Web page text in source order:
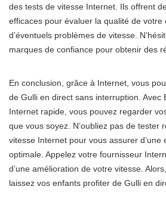
des tests de vitesse Internet. Ils offrent
efficaces pour évaluer la qualité de votre
d’éventuels problèmes de vitesse.
marques de confiance pour obtenir des
En conclusion, grâce à Internet, vous
de Gulli en direct sans interruption. Avec
Internet rapide, vous pouvez regarder
que vous soyez. N’oubliez pas de tester
vitesse Internet pour vous assurer d’une
optimale. Appelez votre fournisseur
d’une amélioration de votre vitesse.
laissez vos enfants profiter de Gulli en